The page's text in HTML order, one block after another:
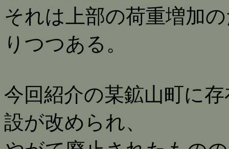
それは上部の荷重増加
りつつある。
今回紹介の某鉱山町に
設が改められ、